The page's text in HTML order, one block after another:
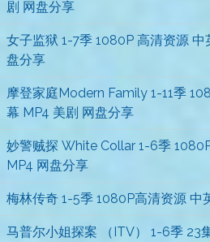
剧 网盘分享
女子监狱 1-7季 1080P 高清资源
盘分享
摩登家庭Modern Family 1-11季
幕 MP4 美剧 网盘分享
妙警贼探 White Collar 1-6季
MP4 网盘分享
梅林传奇 1-5季 1080P高清资源 中
马普尔小姐探案 （ITV） 1-6季 23